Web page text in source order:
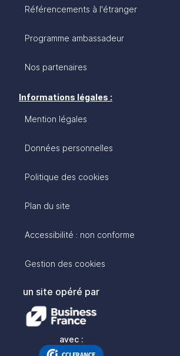
Référencements à l'étranger
Programme ambassadeur
Nos partenaires
Informations légales :
Mention légales
Données personnelles
Politique des cookies
Plan du site
Accessibilité : non conforme
Gestion des cookies
un site opéré par
avec :